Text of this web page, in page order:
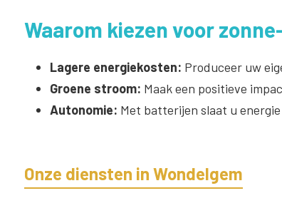
Waarom kiezen voor
Lagere energiekosten: Produceer uw
Groene stroom: Maak een positieve
Autonomie: Met batterijen slaat u
Onze diensten in Wondelgem